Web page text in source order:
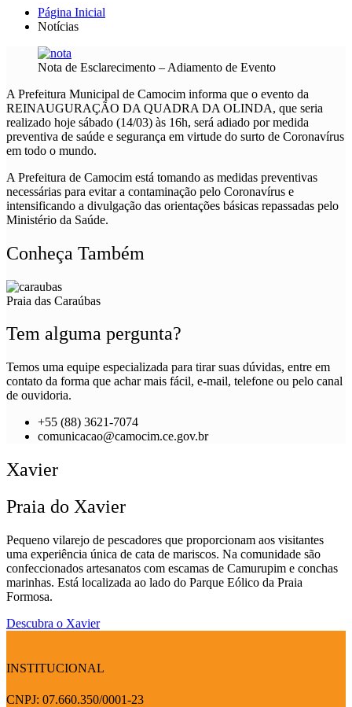
Página Inicial
Notícias
Nota de Esclarecimento – Adiamento de Evento
A Prefeitura Municipal de Camocim informa que o evento da
REINAUGURAÇÃO DA QUADRA DA OLINDA, que seria
realizado hoje sábado (14/03) às 16h, será adiado por medida
preventiva de saúde e segurança em virtude do surto de Coronavírus
em todo o mundo.
A Prefeitura de Camocim está tomando as medidas preventivas
necessárias para evitar a contaminação pelo Coronavírus e
intensificando a divulgação das orientações básicas repassadas pelo
Ministério da Saúde.
Conheça Também
Praia das Caraúbas
Tem alguma pergunta?
Temos uma equipe especializada para tirar suas dúvidas, entre em
contato da forma que achar mais fácil, e-mail, telefone ou pelo canal
de ouvidoria.
+55 (88) 3621-7074
comunicacao@camocim.ce.gov.br
Xavier
Praia do Xavier
Pequeno vilarejo de pescadores que proporcionam aos visitantes
uma experiência única de cata de mariscos. Na comunidade são
confeccionados artesanatos com escamas de Camurupim e conchas
marinhas. Está localizada ao lado do Parque Eólico da Praia
Formosa.
Descubra o Xavier
INSTITUCIONAL
CNPJ: 07.660.350/0001-23